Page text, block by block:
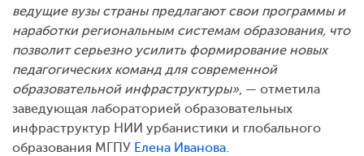
ведущие вузы страны предлагают свои программы и
наработки региональным системам образования, что
позволит серьезно усилить формирование новых
педагогических команд для современной
образовательной инфраструктуры», — отметила
заведующая лабораторией образовательных
инфраструктур НИИ урбанистики и глобального
образования МГПУ Елена Иванова.